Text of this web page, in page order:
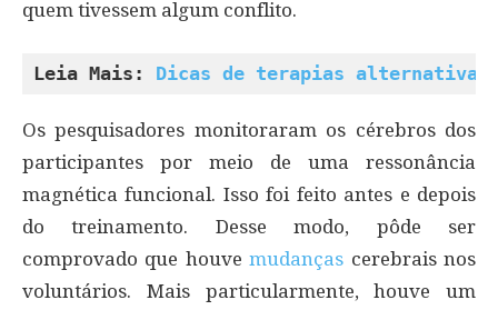
quem tivessem algum conflito.
Leia Mais: Dicas de terapias alternativas
Os pesquisadores monitoraram os cérebros dos
participantes por meio de uma ressonância
magnética funcional. Isso foi feito antes e depois
do treinamento. Desse modo, pôde ser
comprovado que houvemudanças cerebrais nos
voluntários. Mais particularmente, houve um